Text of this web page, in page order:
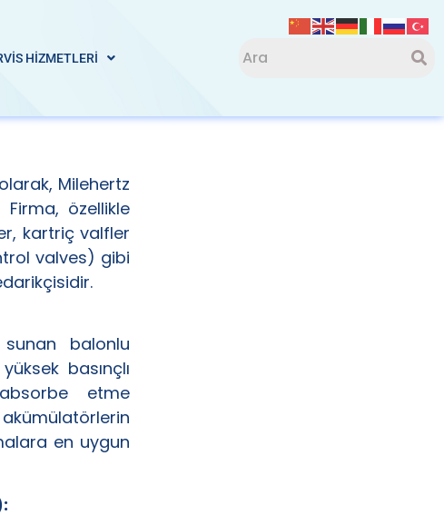
HİZMETLERİ
Milehertz
özellikle
kartriç valfler
valves) gibi
sunan balonlu
basınçlı
etme
akümülatörlerin
en uygun